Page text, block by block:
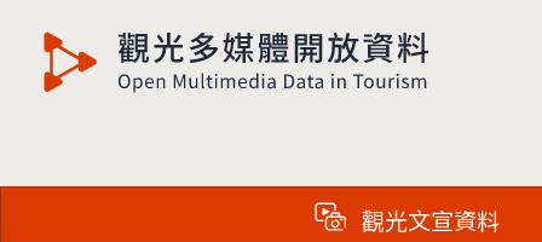
觀光多媒體開放資料
觀光文宣資料